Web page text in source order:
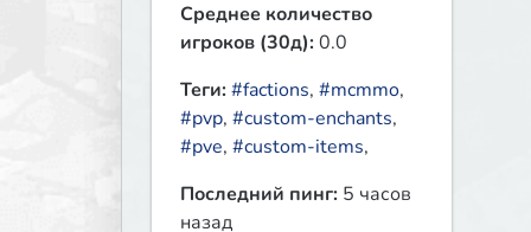
Среднее количество
игроков (30д):0.0
Теги:#factions, #mcmmo,
#pvp, #custom-enchants,
#pve, #custom-items,
Последний пинг: 5 часов
назад